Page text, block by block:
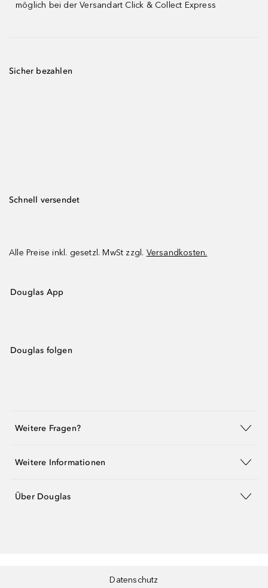
möglich bei der Versandart Click & Collect Express
Sicher bezahlen
Schnell versendet
Alle Preise inkl. gesetzl. MwSt zzgl. Versandkosten.
Douglas App
Douglas folgen
Weitere Fragen?
Weitere Informationen
Über Douglas
Datenschutz